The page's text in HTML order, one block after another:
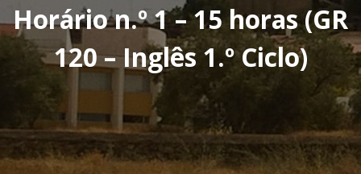
Horário n.º 1 – 15 horas (GR
120 – Inglês 1.º Ciclo)